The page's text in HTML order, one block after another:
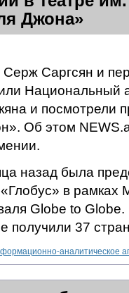
Джона»
Саргсян и
Национальный
и посмотрели
Об этом
назад была
в рамках
Globe to
получили 37
аналитическое